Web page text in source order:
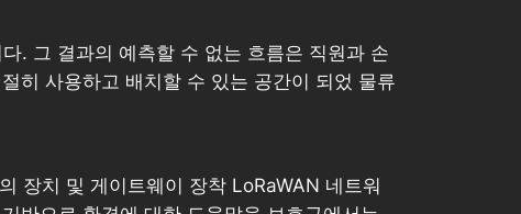
. 그 결과의 예측할 수 없는 흐름은 직원과 손
히 사용하고 배치할 수 있는 공간이 되었 물류
장치 및 게이트웨이 장착 LoRaWAN 네트워